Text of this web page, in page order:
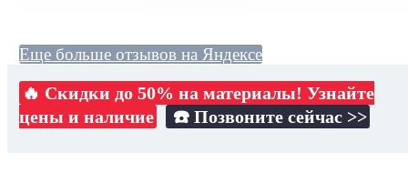
Еще больше отзывов на Яндексе
🔥 Скидки до 50% на материалы! Узнайте
цены и наличие
☎️ Позвоните сейчас >>